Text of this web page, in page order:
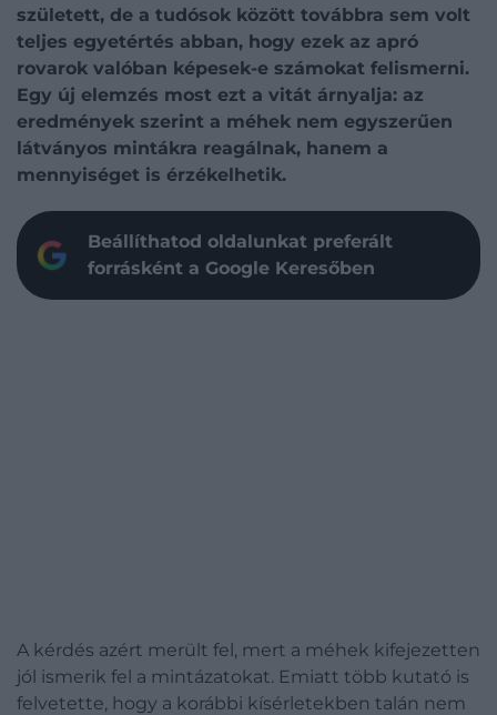
született, de a tudósok között továbbra sem volt
teljes egyetértés abban, hogy ezek az apró
rovarok valóban képesek-e számokat felismerni.
Egy új elemzés most ezt a vitát árnyalja: az
eredmények szerint a méhek nem egyszerűen
látványos mintákra reagálnak, hanem a
mennyiséget is érzékelhetik.
Beállíthatod oldalunkat preferált
forrásként a Google Keresőben
A kérdés azért merült fel, mert a méhek kifejezetten
jól ismerik fel a mintázatokat. Emiatt több kutató is
felvetette, hogy a korábbi kísérletekben talán nem